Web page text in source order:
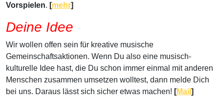
Vorspielen. [mehr]
Deine Idee
Wir wollen offen sein für kreative musische
Gemeinschaftsaktionen. Wenn Du also eine musisch-
kulturelle Idee hast, die Du schon immer einmal mit anderen
Menschen zusammen umsetzen wolltest, dann melde Dich
bei uns. Daraus lässt sich sicher etwas machen! [Mail ]